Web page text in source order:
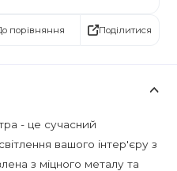
порівняння Поділитися
- це сучасний
вашого інтер'єру з
з міцного металу та